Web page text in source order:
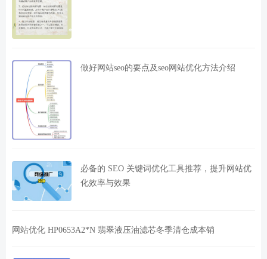
做好网站seo的要点及seo网站优化方法介绍
必备的 SEO 关键词优化工具推荐，提升网站优
化效率与效果
网站优化 HP0653A2*N 翡翠液压油滤芯冬季清仓成本销